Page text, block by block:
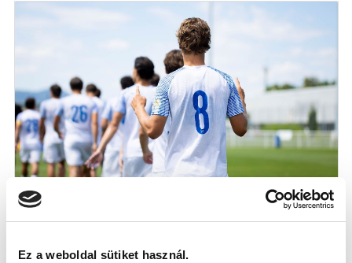
Ez a weboldal sütiket használ.
NB III: ÚJABB REMEK ERŐFELMÉRŐN VAN
TÚL A CSAPAT
Szombaton NB III-as csapatunk is pályára lépett